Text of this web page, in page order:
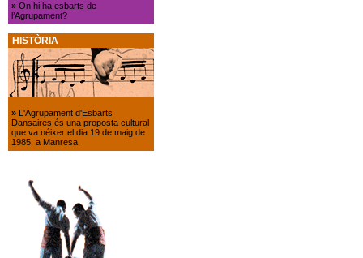
»On hi ha esbarts de
l’Agrupament?
HISTÒRIA
» L'Agrupament d'Esbarts
Dansaires és una proposta cultural
que va néixer el dia 19 de maig de
1985, a Manresa.